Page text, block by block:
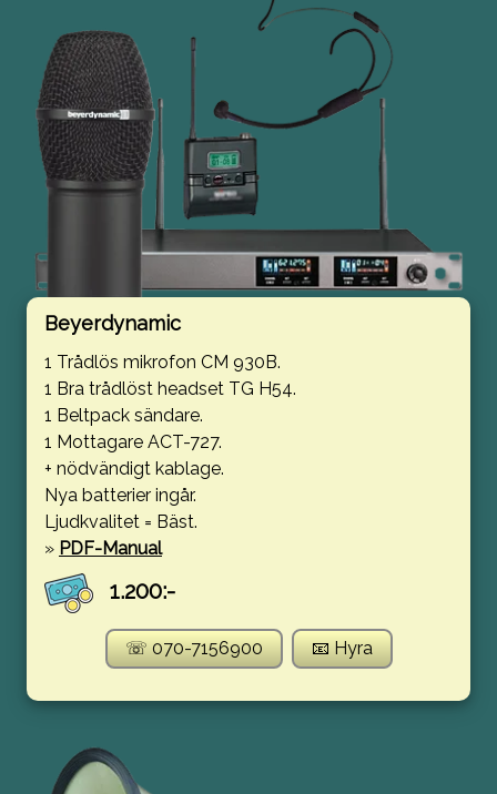
Beyerdynamic
1 Trådlös mikrofon CM 930B.
1 Bra trådlöst headset TG H54.
1 Beltpack sändare.
1 Mottagare ACT-727.
+ nödvändigt kablage.
Nya batterier ingår.
Ljudkvalitet = Bäst.
» PDF-Manual
1.200:-
☏ 070-7156900 📧 Hyra